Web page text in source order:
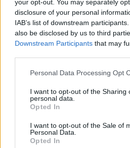
your opt-out. You may separately
disclosure of your personal
IAB’s list of downstream
also be disclosed by us to third
Downstream Participants that may
Please note that this website/app
not limited to your visit or usage
grant or deny consent to Google
use your data for below specified
consent section.
Personal Data Processing Opt
I want to opt-out of the Sharing
personal data.
Opted In
I want to opt-out of the Sale of
Personal Data.
Opted In
Nem szeretne lemaradni semmiről? Csak
legfrissebb információkkal és exkluzív
Problémák egész Jász-Nagykun-
több otthoni kútból fogy ki a víz
Már magasabb szinten is nyomoznak